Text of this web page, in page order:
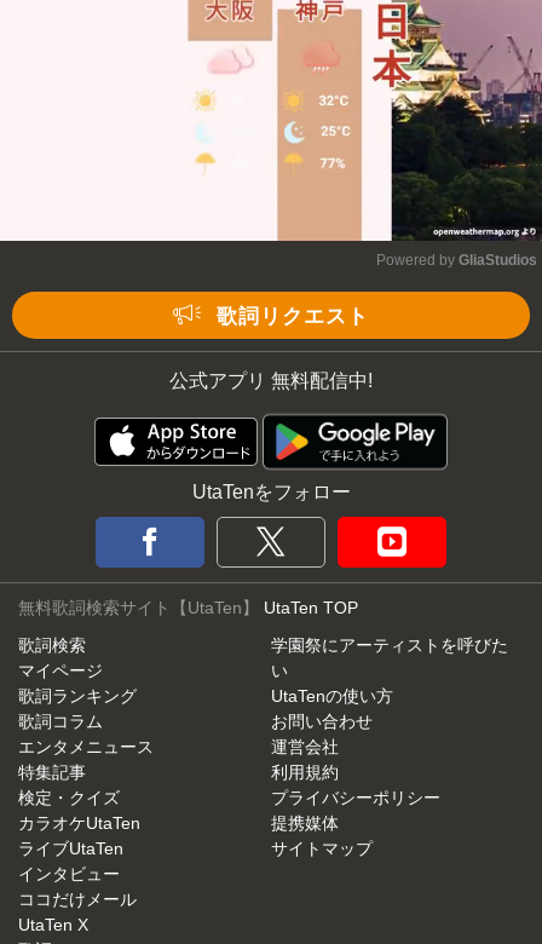
Powered by GliaStudios
歌詞リクエスト
公式アプリ 無料配信中!
UtaTenをフォロー
無料歌詞検索サイト【UtaTen】 UtaTen TOP
歌詞検索
マイページ
歌詞ランキング
歌詞コラム
エンタメニュース
特集記事
検定・クイズ
カラオケUtaTen
ライブUtaTen
インタビュー
ココだけメール
UtaTen X
学園祭にアーティストを呼びた
い
UtaTenの使い方
お問い合わせ
運営会社
利用規約
プライバシーポリシー
提携媒体
サイトマップ